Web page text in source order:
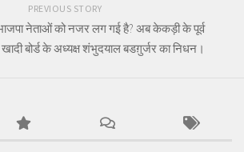
PREVIOUS STORY
नेताओं को नजर लग गई है? अब केकड़ी के पूर्व
बोर्ड के अध्यक्ष शंभुदयाल बडग़ुर्जर का निधन।